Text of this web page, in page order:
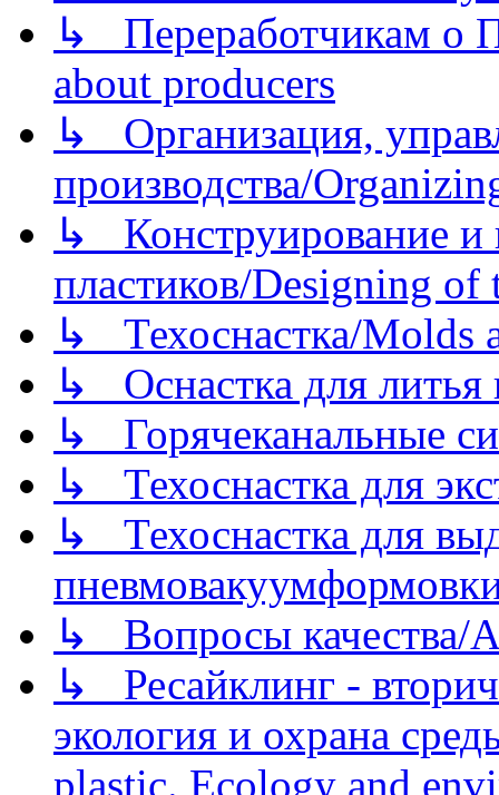
↳ Переработчикам о
about producers
↳ Организация,
производства/
↳ Конструирование и
пластиков/Designing of
↳ Техоснастка/Molds
↳ Оснастка для литья
↳ Горячеканальные
↳ Техоснастка для
↳ Техоснастка для
↳ Вопросы качества/
↳ Ресайклинг -
экология и охрана
plastic. Ecology and